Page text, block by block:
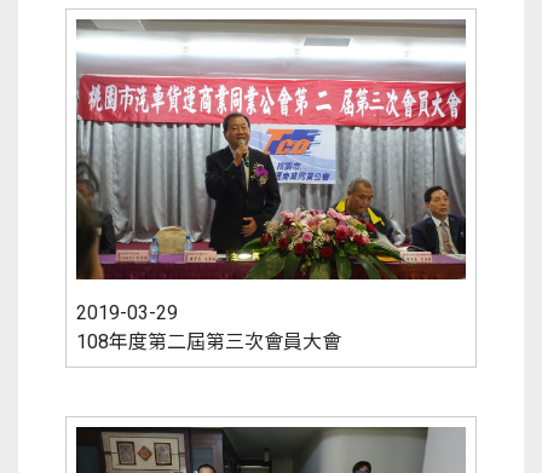
2019-03-29
108年度第二屆第三次會員大會